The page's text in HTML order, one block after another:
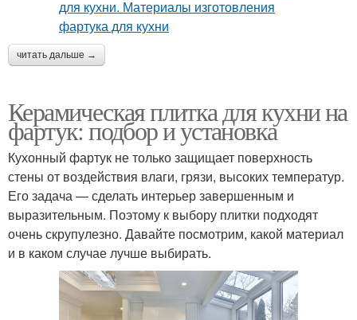
читать дальше →
Керамическая плитка для кухни на
фартук: подбор и установка
Кухонный фартук не только защищает поверхность
стены от воздействия влаги, грязи, высоких температур.
Его задача — сделать интерьер завершенным и
выразительным. Поэтому к выбору плитки подходят
очень скрупулезно. Давайте посмотрим, какой материал
и в каком случае лучше выбирать.